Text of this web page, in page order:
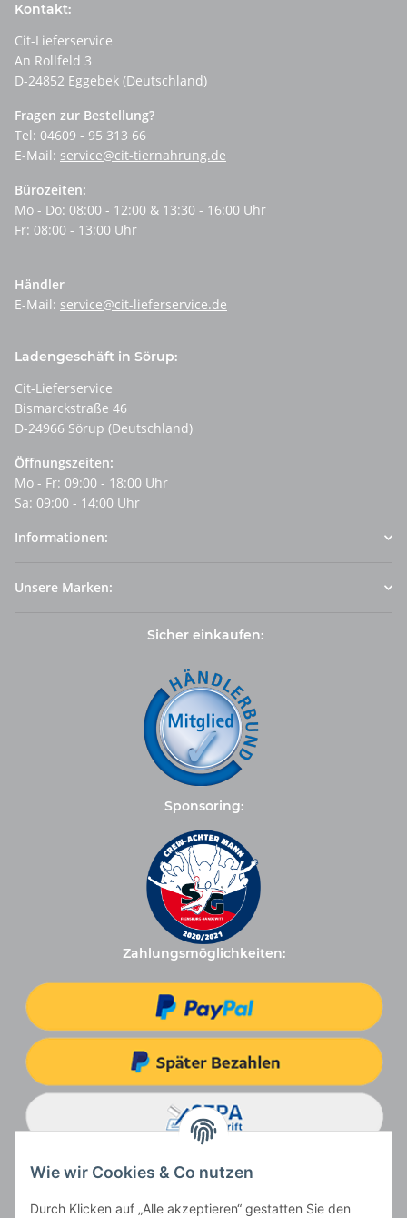
Kontakt:
Cit-Lieferservice
An Rollfeld 3
D-24852 Eggebek (Deutschland)
Fragen zur Bestellung?
Tel: 04609 - 95 313 66
E-Mail: service@cit-tiernahrung.de
Bürozeiten:
Mo - Do: 08:00 - 12:00 & 13:30 - 16:00 Uhr
Fr: 08:00 - 13:00 Uhr
Händler
E-Mail: service@cit-lieferservice.de
Ladengeschäft in Sörup:
Cit-Lieferservice
Bismarckstraße 46
D-24966 Sörup (Deutschland)
Öffnungszeiten:
Mo - Fr: 09:00 - 18:00 Uhr
Sa: 09:00 - 14:00 Uhr
Informationen:
Unsere Marken:
Sicher einkaufen:
Sponsoring:
Zahlungsmöglichkeiten:
Wie wir Cookies & Co nutzen
Durch Klicken auf „Alle akzeptieren“ gestatten Sie den